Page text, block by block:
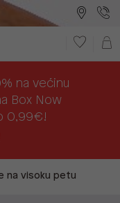
na većinu
Box Now
0,99€!
na visoku petu